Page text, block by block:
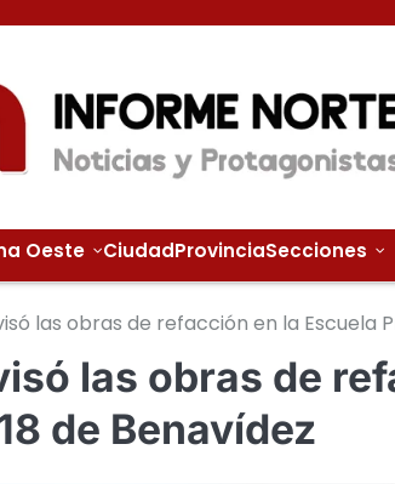
Oeste CiudadProvinciaSecciones
las obras de refacción en la Escuela
las obras de
de Benavídez